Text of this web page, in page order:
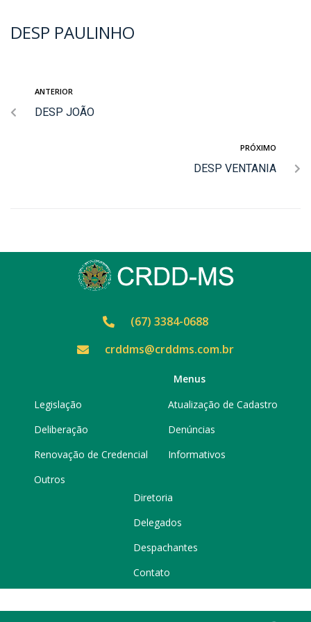
DESP PAULINHO
ANTERIOR
DESP JOÃO
PRÓXIMO
DESP VENTANIA
(67) 3384-0688
crddms@crddms.com.br
Menus
Legislação
Deliberação
Renovação de Credencial
Outros
Atualização de Cadastro
Denúncias
Informativos
Diretoria
Delegados
Despachantes
Contato